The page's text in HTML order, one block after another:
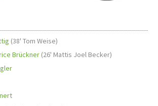
(38' Tom Weise)
Brückner (26' Mattis Joel Becker)